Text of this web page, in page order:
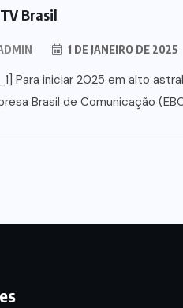
Brasil
1 DE JANEIRO DE 2025
Para iniciar 2025 em alto
Brasil de Comunicação